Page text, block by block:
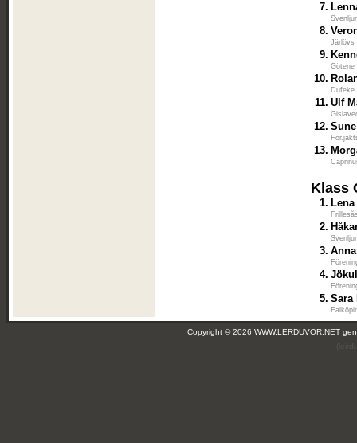
7.
8.
Järlövs
9.
10.
11. Ulf
12.
13.
Klass
1.
2.
3.
4.
5. Sara
Copyright © 2026 WWW.LERDUVOR.NET